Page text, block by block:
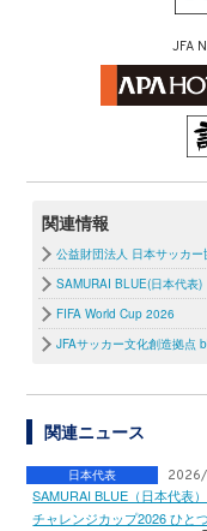
JFA
関連情報
公益財団法人 日本サッカー
SAMURAI BLUE(日本代表)
FIFA World Cup 2026
JFAサッカー文化創造拠点
関連ニュース
日本代表
SAMURAI BLUE（日本代表
チャレンジカップ2026 ひと